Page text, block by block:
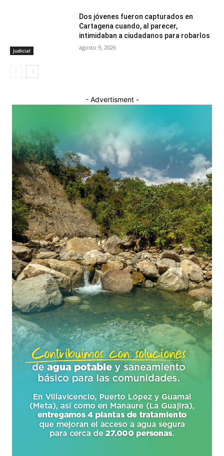
Judicial
Dos jóvenes fueron capturados en
Cartagena cuando, al parecer,
intimidaban a ciudadanos para robarlos
agosto 9, 2026
- Advertisment -